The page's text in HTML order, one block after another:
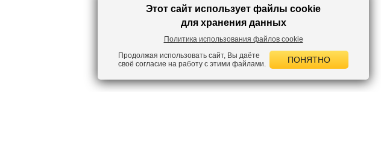
Этот сайт использует файлы cookie
для хранения данных
Политика использования файлов cookie
Продолжая использовать сайт, Вы даёте
своё согласие на работу с этими файлами.
ПОНЯТНО